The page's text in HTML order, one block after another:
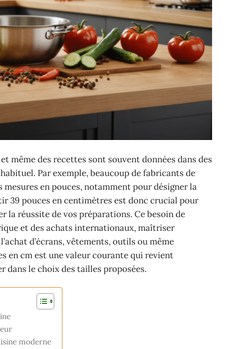
même des recettes sont souvent données dans des
Par exemple, beaucoup de fabricants de
en pouces, notamment pour désigner la
39 pouces en centimètres est donc crucial pour
réussite de vos préparations. Ce besoin de
et des achats internationaux, maîtriser
d’écrans, vêtements, outils ou même
en cm est une valeur courante qui revient
dans le choix des tailles proposées.
moderne